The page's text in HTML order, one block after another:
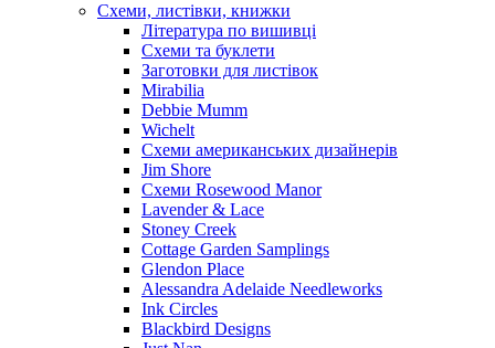
Схеми, листівки, книжки
Література по вишивці
Схеми та буклети
Заготовки для листівок
Mirabilia
Debbie Mumm
Wichelt
Схеми американських дизайнерів
Jim Shore
Cхеми Rosewood Manor
Lavender & Lace
Stoney Creek
Cottage Garden Samplings
Glendon Place
Alessandra Adelaide Needleworks
Ink Circles
Blackbird Designs